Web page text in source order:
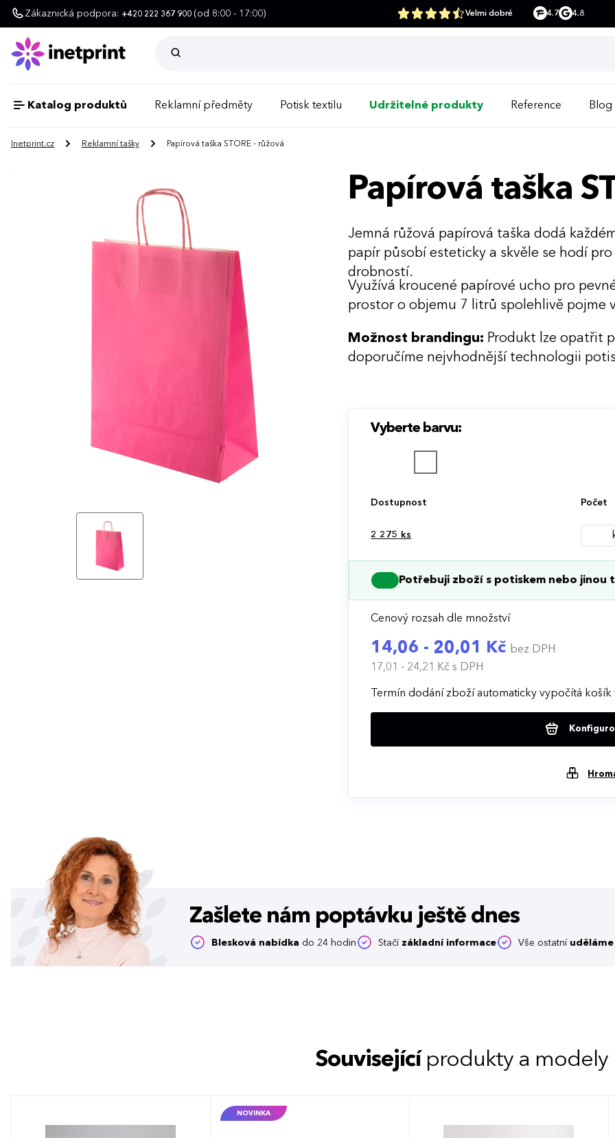
Zákaznická podpora: +420 222 367 900 (od 8:00 - 17:00) Velmi dobré 4.7 4.8
Katalog produktů Reklamní předměty Potisk textilu Udržitelné produkty Reference Blog
Inetprint.cz Reklamní tašky Papírová taška STORE - růžová
Papírová taška
Jemná růžová papírová taška dodá
papír působí esteticky a skvěle se hodí
drobností.
Využívá kroucené papírové ucho pro
prostor o objemu 7 litrů spolehlivě pojme
Možnost brandingu: Produkt lze opatřit
doporučíme nejvhodnější technologii
Vyberte barvu:
Dostupnost Počet
2 275 ks
Potřebuji zboží s potiskem nebo jinou
Cenový rozsah dle množství
14,06 - 20,01 Kč bez DPH
17,01 - 24,21 Kčs DPH
Termín dodání zboží automaticky vypočítá
Zašlete nám poptávku ještě dnes
Blesková nabídka do 24 hodin Stačí základní informace Vše ostatní uděláme
Související produkty a modely
NOVINKA